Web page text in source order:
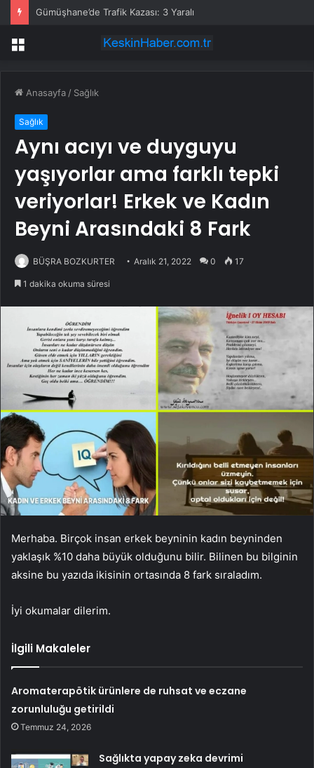
Gümüşhane’de Trafik Kazası: 3 Yaralı
Menü
Anasayfa / Sağlık
Sağlık
Aynı acıyı ve duyguyu
yaşıyorlar ama farklı tepki
veriyorlar! Erkek ve Kadın
Beyni Arasındaki 8 Fark
BÜŞRA BOZKURTER Aralık 21, 2022 0 17
1 dakika okuma süresi
Merhaba. Birçok insan erkek beyninin kadın beyninden
yaklaşık %10 daha büyük olduğunu bilir. Bilinen bu bilginin
aksine bu yazıda ikisinin ortasında 8 fark sıraladım.
İyi okumalar dilerim.
İlgili Makaleler
Aromaterapötik ürünlere de ruhsat ve eczane
zorunluluğu getirildi
Temmuz 24, 2026
Sağlıkta yapay zeka devrimi